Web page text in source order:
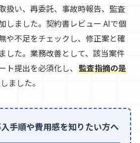
扱い、再委託、事故時報告、監査
しました。契約書レビュー AIで個
や不足をチェックし、修正案と確
した。業務改善として、該当案件
ト提出を必須化し、 監査指摘の是
しました。
手順や費用感を知りたい方へ